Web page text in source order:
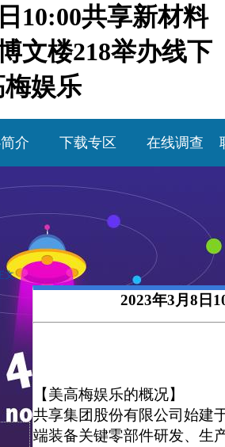
10:00共享新材料
文楼218举办线下
娱乐
介 下载专区 在线调查
文
2023年3月8日
【美高梅娱乐的概况】
共享集团股份有限公司始建
端装备关键零部件研发、生